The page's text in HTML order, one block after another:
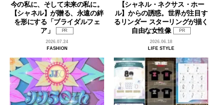
今の私に、そして未来の私に。
【シャネル】が贈る、永遠の絆
を形にする「ブライダルフェ
ア」
PR
2026.07.24
FASHION
【シャネル・ネクサス・ホー
ル】からの誘惑。世界が注目す
るリンダー スターリングが描く
自由な女性像
PR
2026.06.18
LIFE STYLE